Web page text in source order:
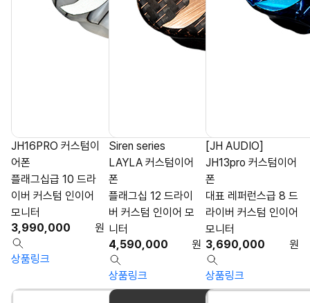
JH16PRO 커스텀이
어폰
플래그십급 10 드라
이버 커스텀 인이어
모니터
3,990,000
원
상품링크
Siren series
LAYLA 커스텀이어
폰
플래그십 12 드라이
버 커스텀 인이어 모
니터
4,590,000
원
상품링크
[JH AUDIO]
JH13pro 커스텀이어
폰
대표 레퍼런스급 8 드
라이버 커스텀 인이어
모니터
3,690,000
원
상품링크